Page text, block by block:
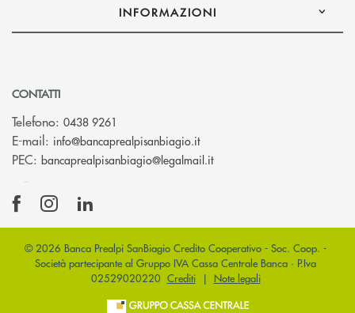
INFORMAZIONI
CONTATTI
Telefono: 0438 9261
E-mail: info@bancaprealpisanbiagio.it(si apre l’app di posta
PEC: bancaprealpisanbiagio@legalmail.it(si apre l’app di posta
© 2026 Banca Prealpi SanBiagio Credito Cooperativo - Soc. Coop. -
Società partecipante al Gruppo IVA Cassa Centrale Banca · P.Iva
02529020220 Crediti| Note legali